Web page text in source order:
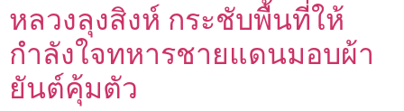
หลวงลุงสิงห์ กระชับพื้นที่ให้
กำลังใจทหารชายแดนมอบผ้า
ยันต์คุ้มตัว